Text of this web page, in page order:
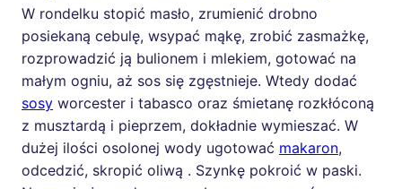
W rondelku stopić masło, zrumienić drobno
posiekaną cebulę, wsypać mąkę, zrobić zasmażkę,
rozprowadzić ją bulionem i mlekiem, gotować na
małym ogniu, aż sos się zgęstnieje. Wtedy dodać
sosy worcester i tabasco oraz śmietanę rozkłóconą
z musztardą i pieprzem, dokładnie wymieszać. W
dużej ilości osolonej wody ugotować makaron,
odcedzić, skropić oliwą . Szynkę pokroić w paski.